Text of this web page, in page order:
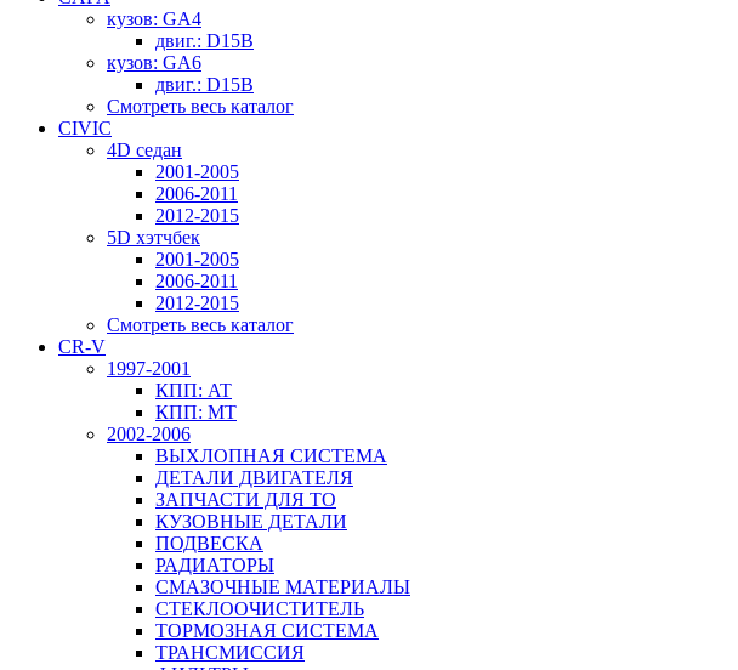
кузов: GA4
двиг.: D15B
кузов: GA6
двиг.: D15B
Смотреть весь каталог
CIVIC
4D седан
2001-2005
2006-2011
2012-2015
5D хэтчбек
2001-2005
2006-2011
2012-2015
Смотреть весь каталог
CR-V
1997-2001
КПП: AT
КПП: MT
2002-2006
ВЫХЛОПНАЯ СИСТЕМА
ДЕТАЛИ ДВИГАТЕЛЯ
ЗАПЧАСТИ ДЛЯ ТО
КУЗОВНЫЕ ДЕТАЛИ
ПОДВЕСКА
РАДИАТОРЫ
СМАЗОЧНЫЕ МАТЕРИАЛЫ
СТЕКЛООЧИСТИТЕЛЬ
ТОРМОЗНАЯ СИСТЕМА
ТРАНСМИССИЯ